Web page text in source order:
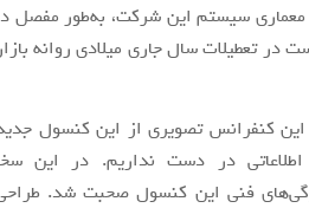
سیستم این شرکت، به‌طور مفصل
5 که قرار است در تعطیلات سال جاری میلادی
کنفرانس تصویری از این کنسول
هنوز از طاهر پلی‌استیشن 5 اطلاعاتی در دست نداریم.
فنی این کنسول صحبت شد.